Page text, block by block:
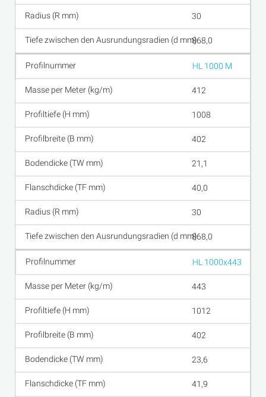
30
868,0
HL 1000 M
412
1008
402
21,1
40,0
30
868,0
HL 1000x443
443
1012
402
23,6
41,9